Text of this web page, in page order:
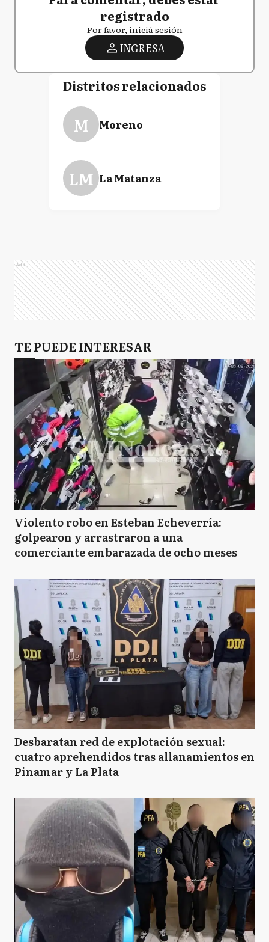
registrado
Por favor, iniciá sesión
INGRESA
Distritos relacionados
M Moreno
LM La Matanza
Ads
TE PUEDE INTERESAR
Violento robo en Esteban Echeverría:
golpearon y arrastraron a una
comerciante embarazada de ocho meses
Desbaratan red de explotación sexual:
cuatro aprehendidos tras allanamientos en
Pinamar y La Plata